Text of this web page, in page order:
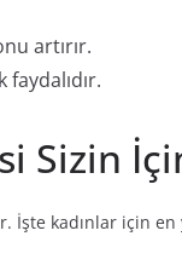
artırır.
faydalıdır.
Sizin
kadınlar için en